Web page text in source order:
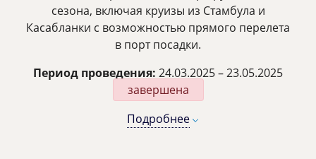
сезона, включая круизы из Стамбула и
Касабланки с возможностью прямого перелета
в порт посадки.
Период проведения: 24.03.2025 – 23.05.2025
завершена
Подробнее